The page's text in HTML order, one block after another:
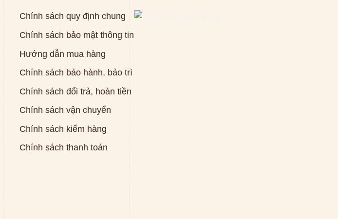
Chính sách quy định chung
Chính sách bảo mật thông tin
Hướng dẫn mua hàng
Chính sách bảo hành, bảo trì
Chính sách đổi trả, hoàn tiền
Chính sách vận chuyển
Chính sách kiểm hàng
Chính sách thanh toán